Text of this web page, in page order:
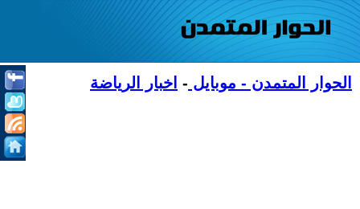
الحوار المتمدن - موبايل - اخبار الرياضة